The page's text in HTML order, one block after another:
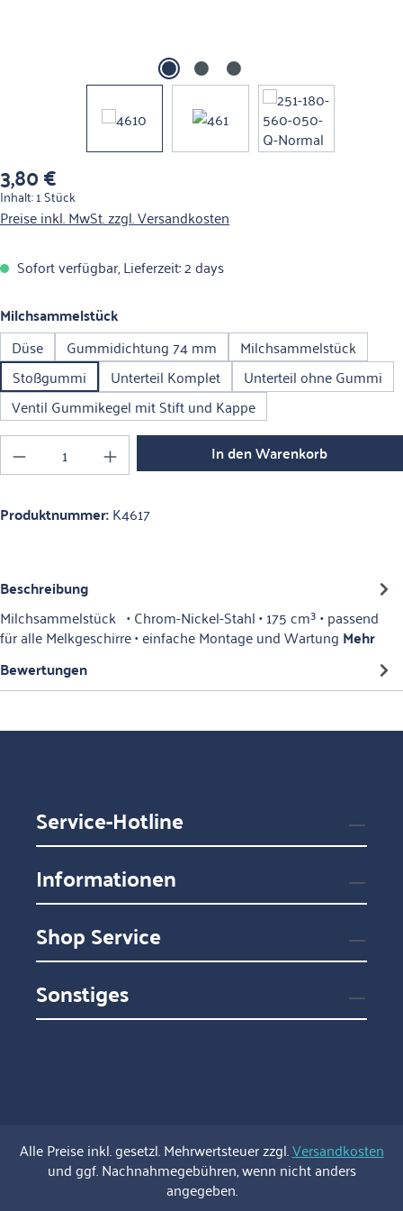
Regulärer Preis:
3,80 €
Inhalt:1 Stück
Preise inkl. MwSt. zzgl. Versandkosten
Sofort verfügbar, Lieferzeit: 2 days
Milchsammelstückauswählen
Düse Gummidichtung 74 mm
Milchsammelstück
Stoßgummi
Unterteil Komplet
Unterteil ohne Gummi
Ventil Gummikegel mit Stift und Kappe
Produkt Anzahl: Gib den gewünschten Wert
In den Warenkorb
Produktnummer:K4617
Beschreibung
Milchsammelstück • Chrom-Nickel-Stahl • 175 cm³ • passend
für alle Melkgeschirre • einfache Montage und Wartung Mehr
Bewertungen
Service-Hotline
Informationen
Shop Service
Sonstiges
Alle Preise inkl. gesetzl. Mehrwertsteuer zzgl.Versandkosten
und ggf. Nachnahmegebühren, wenn nicht anders
angegeben.